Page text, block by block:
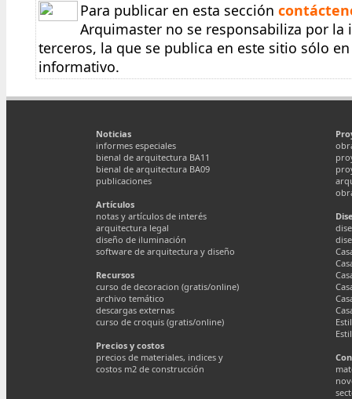
Para publicar en esta sección
Arquimaster no se responsabiliza por
terceros, la que se publica en este sitio sólo
informativo.
Noticias
informes especiales
bienal de arquitectura BA11
bienal de arquitectura BA09
publicaciones
Artículos
notas y artículos de interés
arquitectura legal
diseño de iluminación
software de arquitectura y diseño
Recursos
curso de decoracion (gratis/online)
archivo temático
descargas externas
curso de croquis (gratis/online)
Precios y costos
precios de materiales, indices y
costos m2 de construcción